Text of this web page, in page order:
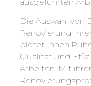
ausgeführten
Die Auswahl von
Renovierung
bietet Ihnen
Qualität und
Arbeiten. Mit